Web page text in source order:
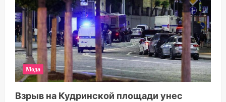
Мода
Взрыв на Кудринской площади унес